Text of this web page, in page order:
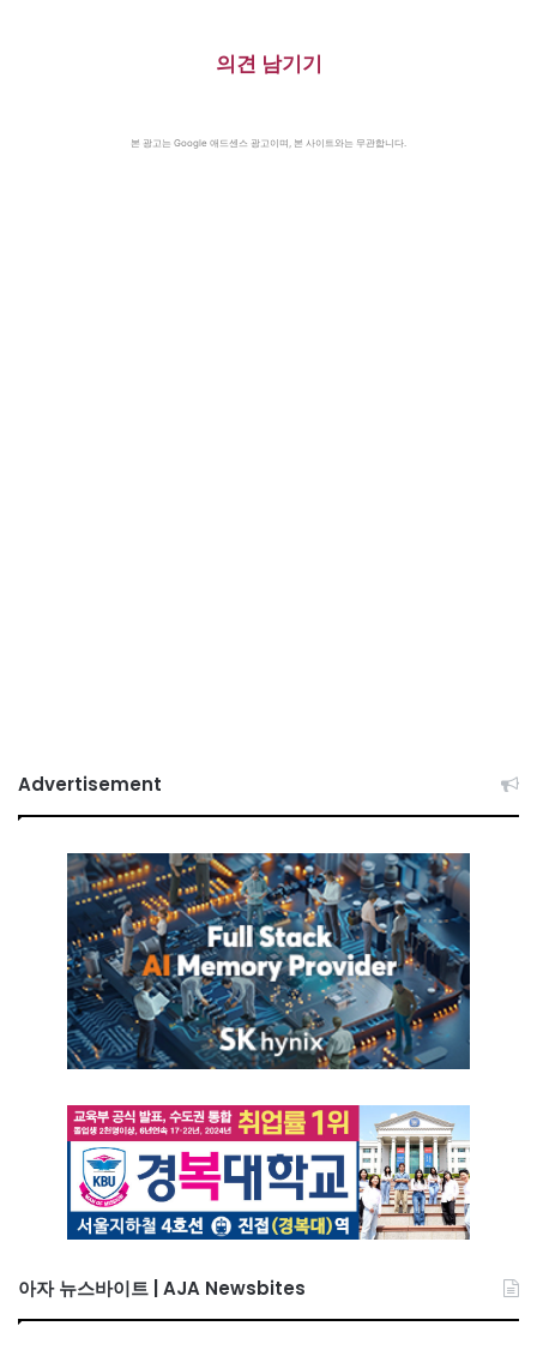
의견 남기기
본 광고는 Google 애드센스 광고이며, 본 사이트와는 무관합니다.
Advertisement
아자 뉴스바이트 | AJA Newsbites